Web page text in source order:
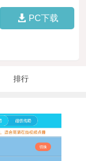
PC下载
排行